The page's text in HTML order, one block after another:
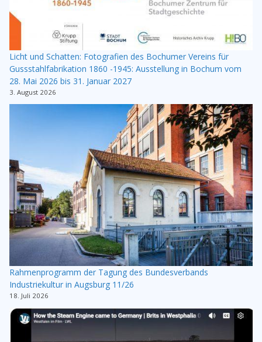
Licht und Schatten: Fotografien des Bochumer Vereins für
Gussstahlfabrikation 1860 -1945: Ausstellung in Bochum vom
28. Mai 2026 bis 31. Januar 2027
3. August 2026
Rahmenprogramm der Tagung des Bundesverbands
Industriekultur in Augsburg 11/26
18. Juli 2026